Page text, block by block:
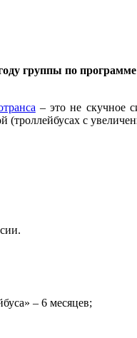
группы по
– это не скучное
(троллейбусах с
– 6 месяцев;